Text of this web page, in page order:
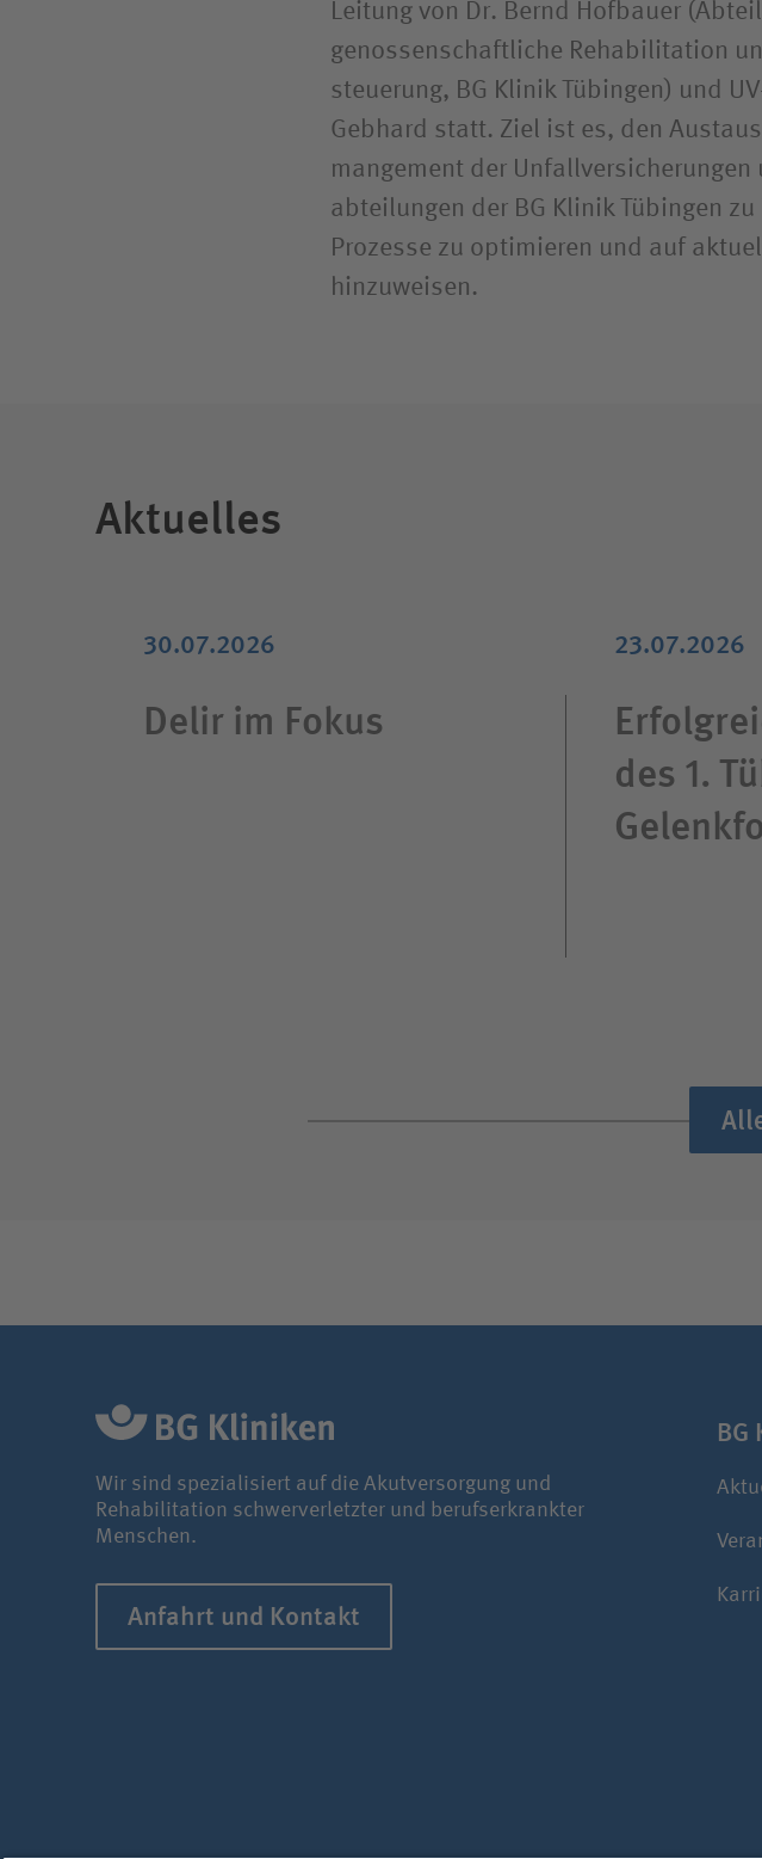
Leitung von Dr. Bernd Hofbauer
genossen­schaftliche Rehabilitation
steuerung, BG Klinik Tübingen) und
Gebhard statt. Ziel ist es, den
mangement der Unfall­versicherungen
abteilungen der BG Klinik Tübingen
Prozesse zu optimieren und auf
hinzuweisen.
Aktuelles
30.07.2026
Delir im Fokus
23.07.2026
des 1.
Wir sind spezialisiert auf die Akutversorgung und
Rehabilitation schwerverletzter und berufserkrankter
Menschen.
Anfahrt und Kontakt
BG